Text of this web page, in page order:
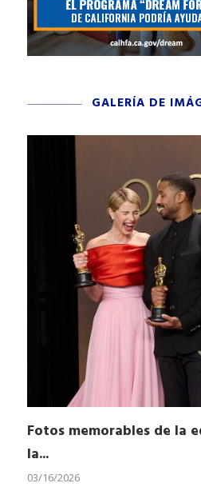
GALERÍA DE
Fotos memorables de la
la...
03/16/2026